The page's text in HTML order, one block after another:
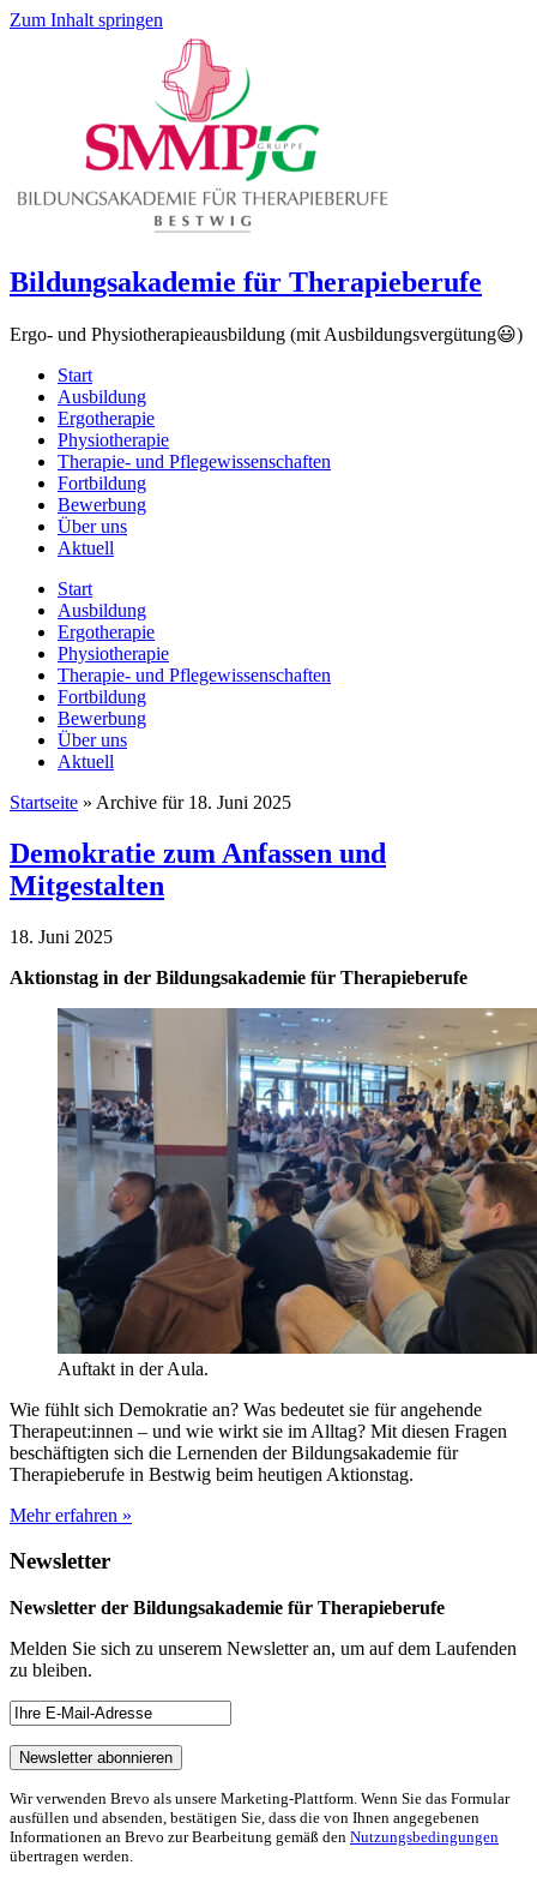
Zum Inhalt springen
Bildungsakademie für Therapieberufe
Ergo- und Physiotherapieausbildung (mit Ausbildungsvergütung😃)
Start
Ausbildung
Ergotherapie
Physiotherapie
Therapie- und Pflegewissenschaften
Fortbildung
Bewerbung
Über uns
Aktuell
Start
Ausbildung
Ergotherapie
Physiotherapie
Therapie- und Pflegewissenschaften
Fortbildung
Bewerbung
Über uns
Aktuell
Startseite » Archive für 18. Juni 2025
Demokratie zum Anfassen und
Mitgestalten
18. Juni 2025
Aktionstag in der Bildungsakademie für Therapieberufe
Auftakt in der Aula.
Wie fühlt sich Demokratie an? Was bedeutet sie für angehende
Therapeut:innen – und wie wirkt sie im Alltag? Mit diesen Fragen
beschäftigten sich die Lernenden der Bildungsakademie für
Therapieberufe in Bestwig beim heutigen Aktionstag.
Mehr erfahren »
Newsletter
Newsletter der Bildungsakademie für Therapieberufe
Melden Sie sich zu unserem Newsletter an, um auf dem Laufenden
zu bleiben.
Wir verwenden Brevo als unsere Marketing-Plattform. Wenn Sie das Formular
ausfüllen und absenden, bestätigen Sie, dass die von Ihnen angegebenen
Informationen an Brevo zur Bearbeitung gemäß den Nutzungsbedingungen
übertragen werden.